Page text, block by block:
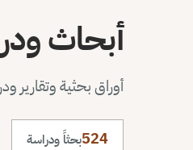
أبحاث
أوراق بحثية وتقارير
524بحثاً ودراسة